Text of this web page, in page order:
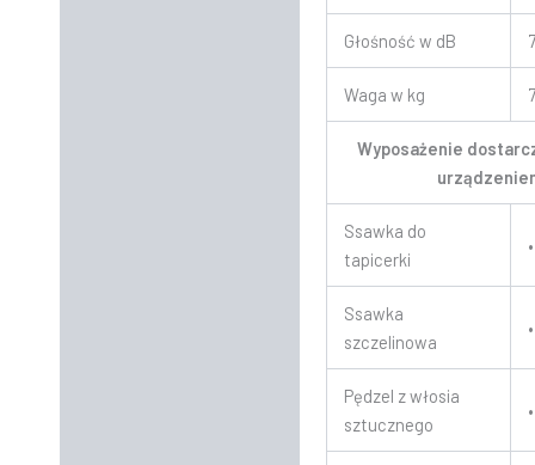
Głośność w dB
Waga w kg
Wyposażenie
Ssawka do
tapicerki
•
Ssawka
szczelinowa
•
Pędzel z włosia
sztucznego
•